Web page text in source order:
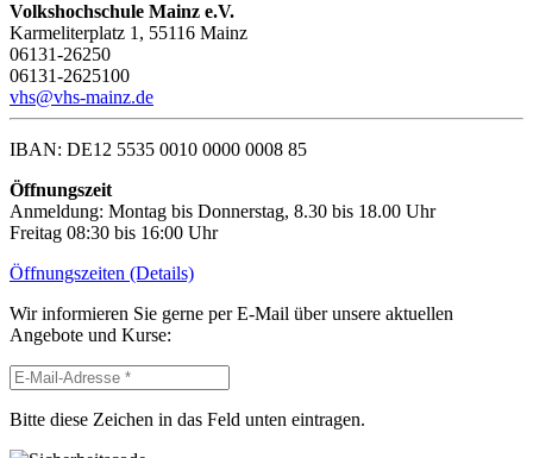
Volkshochschule Mainz e.V.
Karmeliterplatz 1, 55116 Mainz
06131-26250
06131-2625100
vhs@vhs-mainz.de
IBAN: DE12 5535 0010 0000 0008 85
Öffnungszeit
Anmeldung: Montag bis Donnerstag, 8.30 bis 18.00 Uhr
Freitag 08:30 bis 16:00 Uhr
Öffnungszeiten (Details)
Wir informieren Sie gerne per E-Mail über unsere aktuellen
Angebote und Kurse:
Bitte diese Zeichen in das Feld unten eintragen.